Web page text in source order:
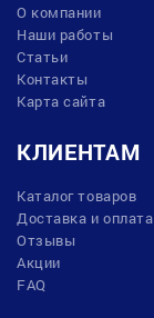
О компании
Наши работы
Статьи
Контакты
Карта сайта
КЛИЕНТАМ
Каталог товаров
Доставка и оплата
Отзывы
Акции
FAQ